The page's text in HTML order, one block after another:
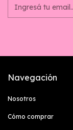
Navegación
Nosotros
Cómo comprar